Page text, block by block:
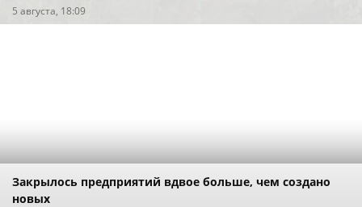
5 августа, 18:09
Закрылось предприятий вдвое больше, чем создано
новых